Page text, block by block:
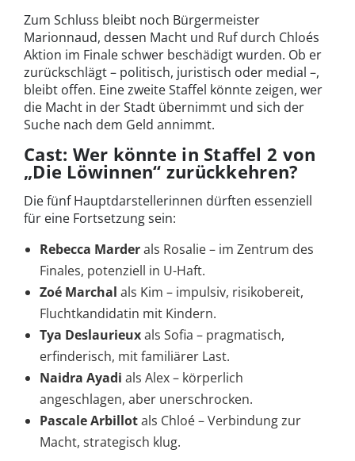
Zum Schluss bleibt noch Bürgermeister
Marionnaud, dessen Macht und Ruf durch Chloés
Aktion im Finale schwer beschädigt wurden. Ob er
zurückschlägt – politisch, juristisch oder medial –,
bleibt offen. Eine zweite Staffel könnte zeigen, wer
die Macht in der Stadt übernimmt und sich der
Suche nach dem Geld annimmt.
Cast: Wer könnte in Staffel 2 von
„Die Löwinnen“ zurückkehren?
Die fünf Hauptdarstellerinnen dürften essenziell
für eine Fortsetzung sein:
Rebecca Marderals Rosalie – im Zentrum des
Finales, potenziell in U-Haft.
Zoé Marchal als Kim – impulsiv, risikobereit,
Fluchtkandidatin mit Kindern.
Tya Deslaurieuxals Sofia – pragmatisch,
erfinderisch, mit familiärer Last.
Naidra Ayadi als Alex – körperlich
angeschlagen, aber unerschrocken.
Pascale Arbillotals Chloé – Verbindung zur
Macht, strategisch klug.